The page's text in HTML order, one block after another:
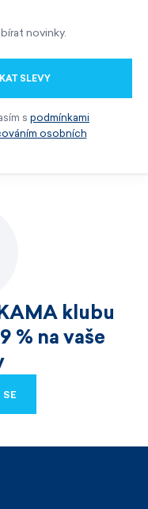
novinky.
SLEVY
s podmínkami
osobních
klubu
% na vaše
SE